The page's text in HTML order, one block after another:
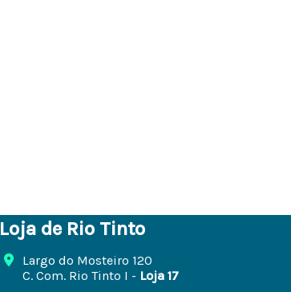
Loja de Rio Tinto
Largo do Mosteiro 120
C. Com. Rio Tinto I - Loja 17